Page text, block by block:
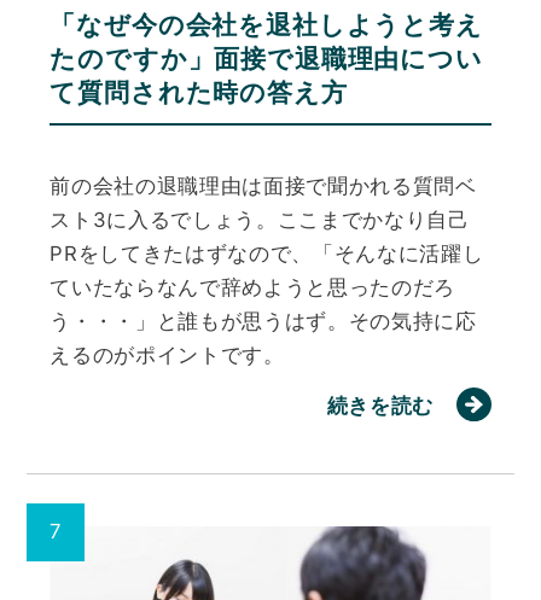
「なぜ今の会社を退社しようと考え
たのですか」面接で退職理由につい
て質問された時の答え方
前の会社の退職理由は面接で聞かれる質問ベ
スト3に入るでしょう。ここまでかなり自己
PRをしてきたはずなので、「そんなに活躍し
ていたならなんで辞めようと思ったのだろ
う・・・」と誰もが思うはず。その気持に応
えるのがポイントです。
続きを読む